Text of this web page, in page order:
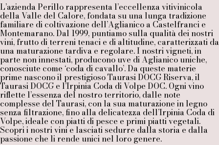
L’azienda Perillo rappresenta l’eccellenza vitivinicola
della Valle del Calore, fondata su una lunga tradizione
familiare di coltivazione dell’Aglianico a Castelfranci e
Montemarano. Dal 1999, puntiamo sulla qualità dei nostri
vini, frutto di terreni tenaci e di altitudine, caratterizzati da
una maturazione tardiva e regolare. I nostri vigneti, in
parte non innestati, producono uve di Aglianico uniche,
conosciute come ‘coda di cavallo’. Da queste materie
prime nascono il prestigioso Taurasi DOCG Riserva, il
Taurasi DOCG e l’Irpinia Coda di Volpe DOC. Ogni vino
riflette l’essenza del nostro territorio, dalle note
complesse del Taurasi, con la sua maturazione in legno
senza filtrazione, fino alla delicatezza dell’Irpinia Coda di
Volpe, ideale con piatti di pesce e primi piatti vegetali.
Scopri i nostri vini e lasciati sedurre dalla storia e dalla
passione che li rende unici nel loro genere.